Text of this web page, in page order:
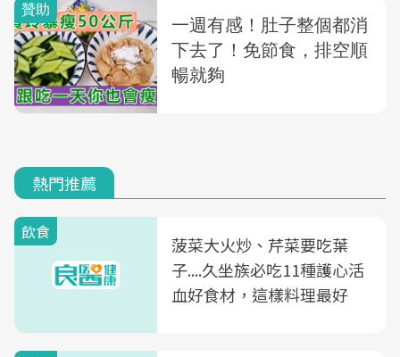
熱門推薦
飲食
菠菜大火炒、芹菜要吃葉
子....久坐族必吃11種護心活
血好食材，這樣料理最好